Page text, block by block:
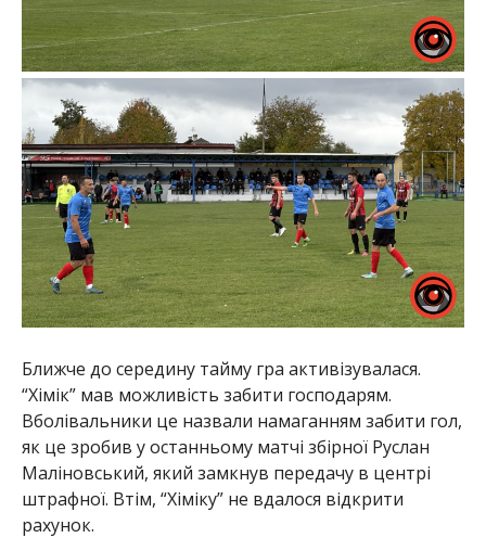
Ближче до середину тайму гра активізувалася.
“Хімік” мав можливість забити господарям.
Вболівальники це назвали намаганням забити гол,
як це зробив у останньому матчі збірної Руслан
Маліновський, який замкнув передачу в центрі
штрафної. Втім, “Хіміку” не вдалося відкрити
рахунок.